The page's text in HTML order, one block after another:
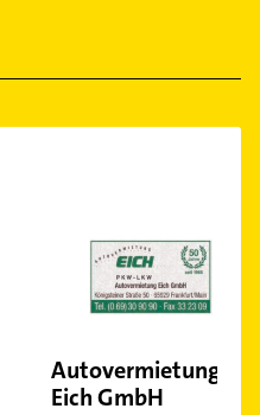
Autovermietung
Eich GmbH